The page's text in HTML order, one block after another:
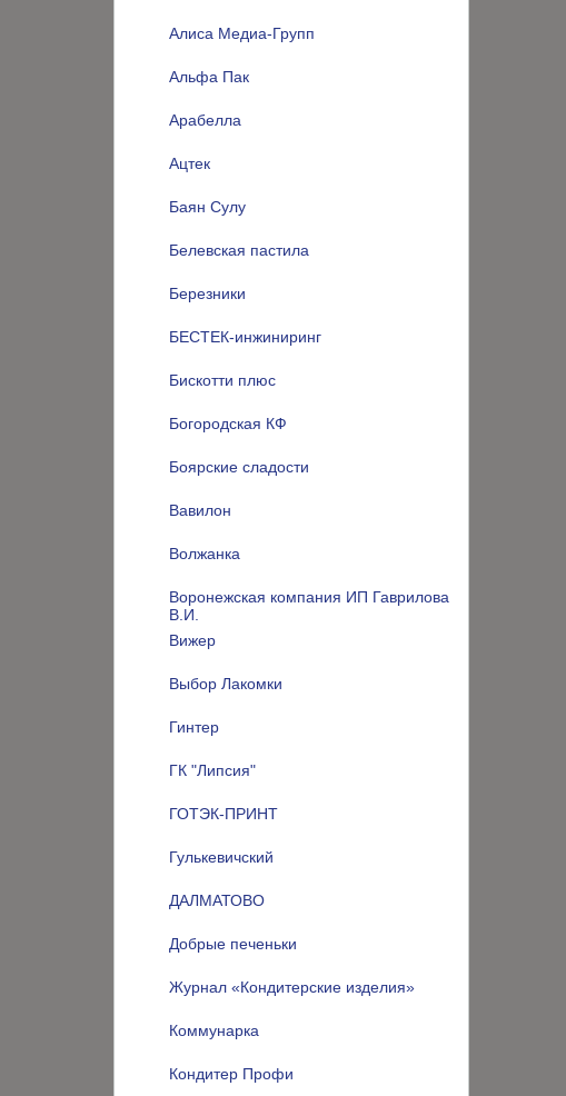
Алиса Медиа-Групп
Альфа Пак
Арабелла
Ацтек
Баян Сулу
Белевская пастила
Березники
БЕСТЕК-инжиниринг
Бискотти плюс
Богородская КФ
Боярские сладости
Вавилон
Волжанка
Воронежская компания ИП Гаврилова
В.И.
Вижер
Выбор Лакомки
Гинтер
ГК "Липсия"
ГОТЭК-ПРИНТ
Гулькевичский
ДАЛМАТОВО
Добрые печеньки
Журнал «Кондитерские изделия»
Коммунарка
Кондитер Профи